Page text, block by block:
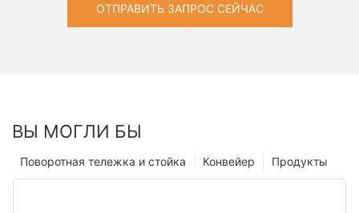
ОТПРАВИТЬ ЗАПРОС СЕЙЧАС
ВЫ МОГЛИ БЫ
Продукты
Конвейер
Поворотная тележка и стойка